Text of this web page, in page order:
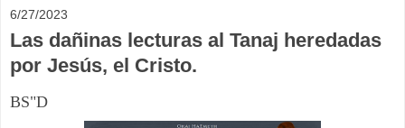
6/27/2023
Las dañinas lecturas al Tanaj heredadas
por Jesús, el Cristo.
BS"D